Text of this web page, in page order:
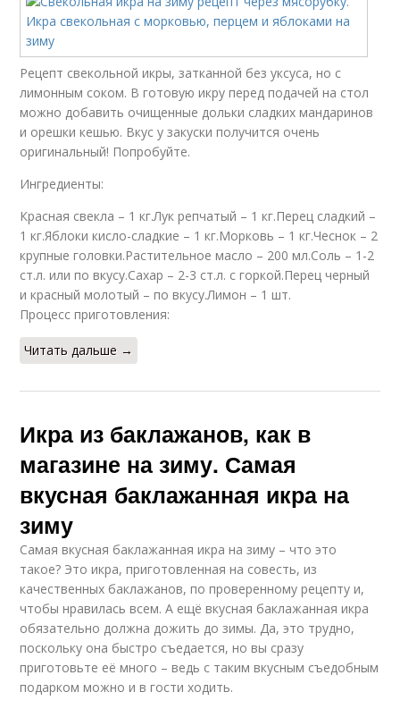
Рецепт свекольной икры, затканной без уксуса, но с
лимонным соком. В готовую икру перед подачей на стол
можно добавить очищенные дольки сладких мандаринов
и орешки кешью. Вкус у закуски получится очень
оригинальный! Попробуйте.
Ингредиенты:
Красная свекла – 1 кг.Лук репчатый – 1 кг.Перец сладкий –
1 кг.Яблоки кисло-сладкие – 1 кг.Морковь – 1 кг.Чеснок – 2
крупные головки.Растительное масло – 200 мл.Соль – 1-2
ст.л. или по вкусу.Сахар – 2-3 ст.л. с горкой.Перец черный
и красный молотый – по вкусу.Лимон – 1 шт.
Процесс приготовления:
Читать дальше →
Икра из баклажанов, как в
магазине на зиму. Самая
вкусная баклажанная икра на
зиму
Самая вкусная баклажанная икра на зиму – что это
такое? Это икра, приготовленная на совесть, из
качественных баклажанов, по проверенному рецепту и,
чтобы нравилась всем. А ещё вкусная баклажанная икра
обязательно должна дожить до зимы. Да, это трудно,
поскольку она быстро съедается, но вы сразу
приготовьте её много – ведь с таким вкусным съедобным
подарком можно и в гости ходить.